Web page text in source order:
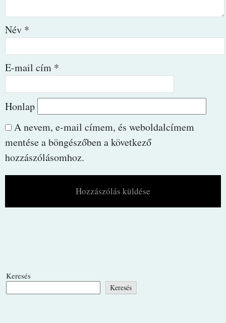
Név *
E-mail cím *
Honlap
A nevem, e-mail címem, és weboldalcímem
mentése a böngészőben a következő
hozzászólásomhoz.
Keresés
Keresés